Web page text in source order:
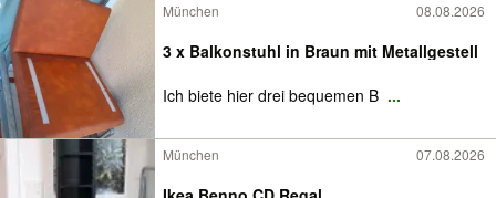
München 08.08.2026
3 x Balkonstuhl in Braun mit Metallgestell
Ich biete hier drei bequemen B ...
München 07.08.2026